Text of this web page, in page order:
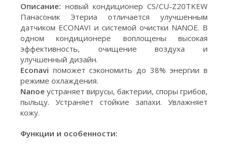
Описание: новый кондиционер CS/CU-Z20TKEW
Панасоник Этериа отличается улучшенным
датчиком ECONAVI и системой очистки NANOE. В
одном кондиционере воплощены высокая
эффективность, очищение воздуха и
улучшенный дизайн.
Econavi поможет сэкономить до 38% энергии в
режиме охлаждения.
Nanoe устраняет вирусы, бактерии, споры грибов,
пыльцу. Устраняет стойкие запахи. Увлажняет
кожу.
Функции и особенности: